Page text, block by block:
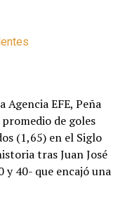
Agencia EFE, Peña
de goles
(1,65) en el Siglo
tras Juan José
y 40- que encajó una